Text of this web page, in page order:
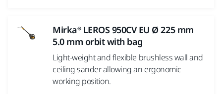
Mirka® LEROS 950CV EU Ø 225 mm
5.0 mm orbit with bag
Light-weight and flexible brushless wall and
ceiling sander allowing an ergonomic
working position.